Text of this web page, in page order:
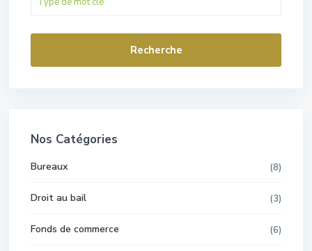
Recherche
Nos Catégories
Bureaux (8)
Droit au bail (3)
Fonds de commerce (6)